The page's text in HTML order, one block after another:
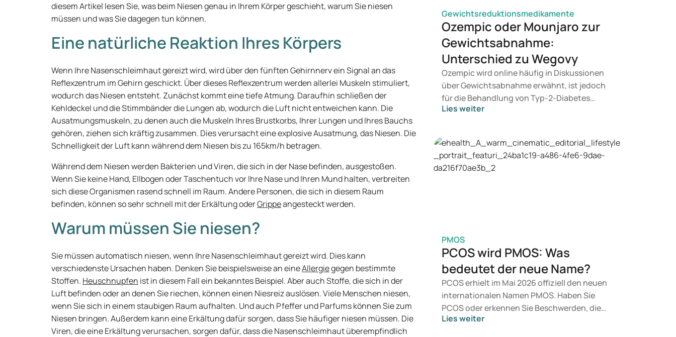
diesem Artikel lesen Sie, was beim Niesen genau in Ihrem Körper geschieht, warum Sie niesen
müssen und was Sie dagegen tun können.
Eine natürliche Reaktion Ihres Körpers
Wenn Ihre Nasenschleimhaut gereizt wird, wird über den fünften Gehirnnerv ein Signal an das
Reflexzentrum im Gehirn geschickt. Über dieses Reflexzentrum werden allerlei Muskeln stimuliert,
wodurch das Niesen entsteht. Zunächst kommt eine tiefe Atmung. Daraufhin schließen der
Kehldeckel und die Stimmbänder die Lungen ab, wodurch die Luft nicht entweichen kann. Die
Ausatmungsmuskeln, zu denen auch die Muskeln Ihres Brustkorbs, Ihrer Lungen und Ihres Bauchs
gehören, ziehen sich kräftig zusammen. Dies verursacht eine explosive Ausatmung, das Niesen. Die
Schnelligkeit der Luft kann während dem Niesen bis zu 165km/h betragen.
Während dem Niesen werden Bakterien und Viren, die sich in der Nase befinden, ausgestoßen.
Wenn Sie keine Hand, Ellbogen oder Taschentuch vor Ihre Nase und Ihren Mund halten, verbreiten
sich diese Organismen rasend schnell im Raum. Andere Personen, die sich in diesem Raum
befinden, können so sehr schnell mit der Erkältung oderGrippeangesteckt werden.
Warum müssen Sie niesen?
Sie müssen automatisch niesen, wenn Ihre Nasenschleimhaut gereizt wird. Dies kann
verschiedenste Ursachen haben. Denken Sie beispielsweise an eineAllergiegegen bestimmte
Stoffen. Heuschnupfen ist in diesem Fall ein bekanntes Beispiel. Aber auch Stoffe, die sich in der
Luft befinden oder an denen Sie riechen, können einen Niesreiz auslösen. Viele Menschen niesen,
wenn Sie sich in einem staubigen Raum aufhalten. Und auch Pfeffer und Parfums können Sie zum
Niesen bringen. Außerdem kann eine Erkältung dafür sorgen, dass Sie häufiger niesen müssen. Die
Viren, die eine Erkältung verursachen, sorgen dafür, dass die Nasenschleimhaut überempfindlich
Gewichtsreduktionsmedikamente
Ozempic oder Mounjaro zur
Gewichtsabnahme:
Unterschied zu Wegovy
Ozempic wird online häufig in Diskussionen
über Gewichtsabnahme erwähnt, ist jedoch
für die Behandlung von Typ-2-Diabetes
vorgesehen. Suchen Sie eine Therapie zur
Betracht. Welche Behandlung für Sie geeignet
ist, entscheidet ein Arzt auf Grundlage Ihrer
Gesundheit, Ihres BMI und Ihres
Lies weiter
PMOS
PCOS wird PMOS: Was
bedeutet der neue Name?
PCOS erhielt im Mai 2026 offiziell den neuen
internationalen Namen PMOS. Haben Sie
PCOS oder erkennen Sie Beschwerden, die
dazu passen? Medizinisch ändert sich
Lies weiter